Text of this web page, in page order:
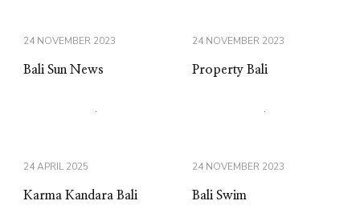
24 NOVEMBER 2023
Bali Sun News
24 NOVEMBER 2023
Property Bali
24 APRIL 2025
Karma Kandara Bali
24 NOVEMBER 2023
Bali Swim